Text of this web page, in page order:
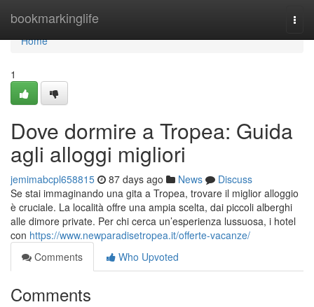
bookmarkinglife
Home
Home
1
Dove dormire a Tropea: Guida
agli alloggi migliori
jemimabcpl658815 87 days ago News
Discuss
Se stai immaginando una gita a Tropea, trovare il miglior alloggio
è cruciale. La località offre una ampia scelta, dai piccoli alberghi
alle dimore private. Per chi cerca un’esperienza lussuosa, i hotel
con https://www.newparadisetropea.it/offerte-vacanze/
Comments
Who Upvoted
Comments